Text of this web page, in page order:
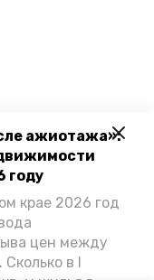
ажиотажа»:
году
крае 2026 год
цен между
в I